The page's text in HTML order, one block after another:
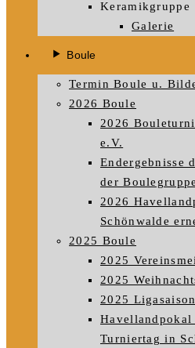
Keramikgruppe
Galerie
Boule
Termin Boule u.
2026 Boule
2026
e.V.
Endergebnisse
der
2026
Schönwalde
2025 Boule
2025
2025
2025
Havellandpokal
Turniertag in